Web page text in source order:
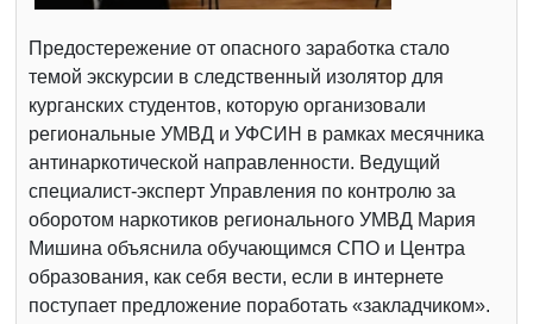
Предостережение от опасного заработка стало
темой экскурсии в следственный изолятор для
курганских студентов, которую организовали
региональные УМВД и УФСИН в рамках месячника
антинаркотической направленности. Ведущий
специалист-эксперт Управления по контролю за
оборотом наркотиков регионального УМВД Мария
Мишина объяснила обучающимся СПО и Центра
образования, как себя вести, если в интернете
поступает предложение поработать «закладчиком».